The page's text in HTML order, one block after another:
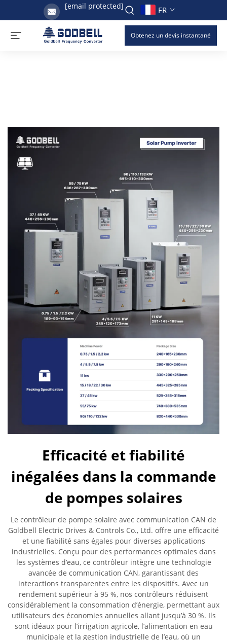
[email protected] FR
Obtenez un devis instantané
Efficacité et fiabilité
inégalées dans la commande
de pompes solaires
Le contrôleur de pompe solaire avec communication CAN de
Goldbell Electric Drives & Controls Co., Ltd. offre une efficacité
et une fiabilité sans égales pour diverses applications
industrielles. Conçu pour des performances optimales dans
les systèmes d’eau, ce contrôleur intègre une technologie
avancée de communication CAN, garantissant des
interactions transparentes entre les dispositifs. Avec un
rendement supérieur à 95 %, nos contrôleurs réduisent
considérablement la consommation d’énergie, permettant aux
utilisateurs des économies annuelles allant jusqu’à 30 %. Ils
sont idéaux pour l’irrigation agricole, l’alimentation en eau
municipale et la gestion industrielle de l’eau, où un